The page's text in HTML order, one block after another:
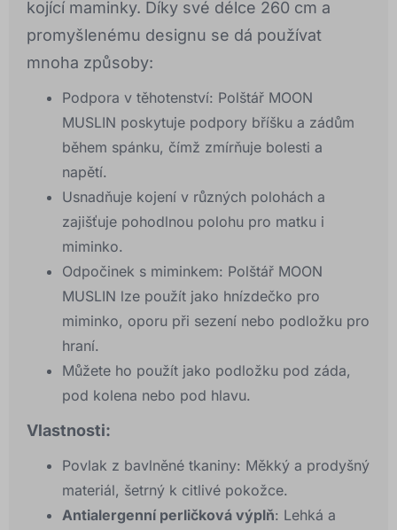
kojící maminky. Díky své délce 260 cm a
promyšlenému designu se dá používat
mnoha způsoby:
Podpora v těhotenství: Polštář MOON
MUSLIN poskytuje podpory bříšku a zádům
během spánku, čímž zmírňuje bolesti a
napětí.
Usnadňuje kojení v různých polohách a
zajišťuje pohodlnou polohu pro matku i
miminko.
Odpočinek s miminkem: Polštář MOON
MUSLIN lze použít jako hnízdečko pro
miminko, oporu při sezení nebo podložku pro
hraní.
Můžete ho použít jako podložku pod záda,
pod kolena nebo pod hlavu.
Vlastnosti:
Povlak z bavlněné tkaniny: Měkký a prodyšný
materiál, šetrný k citlivé pokožce.
Antialergenní perličková výplň: Lehká a